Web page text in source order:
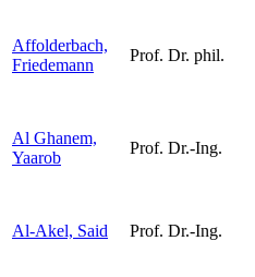
Affolderbach,
Friedemann
Prof. Dr. phil.
Al Ghanem,
Yaarob
Prof. Dr.-Ing.
Al-Akel, Said Prof. Dr.-Ing.